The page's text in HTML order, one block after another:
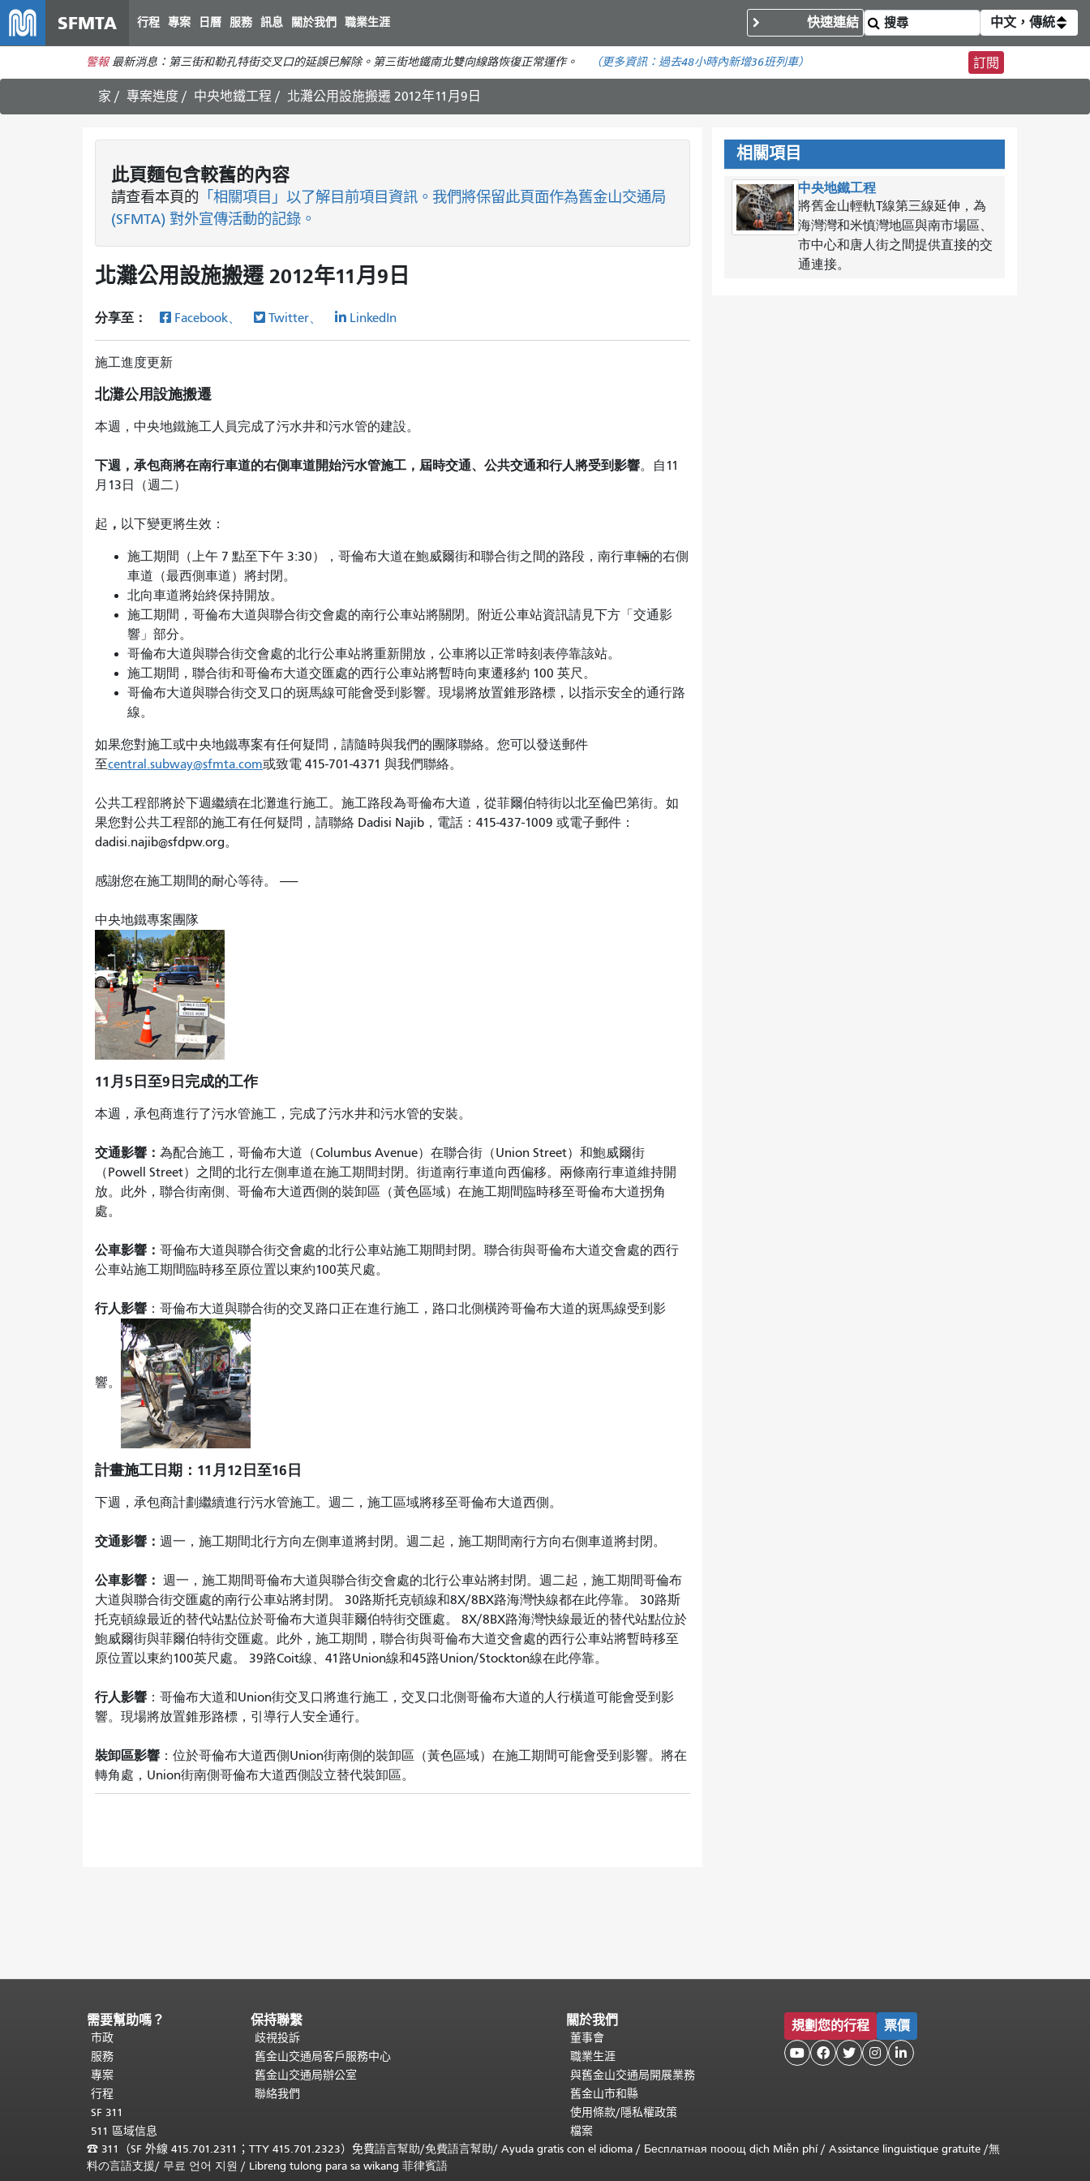
主
要
SFMTA 行程 專案 日曆 服務 訊息 關於我們 職業生涯 快速連結 中文，傳統
警報 最新消息：第三街和勒孔特街交叉口的延誤已解除。第三街地鐵南北雙向線路恢復正常運作。 （更多資訊： 過去48小時內新增36班列車） 訂閱
家 專案進度 中央地鐵工程 北灘公用設施搬遷 2012年11月9日
此頁麵包含較舊的內容
請查看本頁的 「相關項目」以了解目前項目資訊。我們將保留此頁面作為舊金山交通局
(SFMTA) 對外宣傳活動的記錄。
北灘公用設施搬遷 2012年11月9日
分享至： Facebook、 Twitter、 LinkedIn
施工進度更新
北灘公用設施搬遷
本週，中央地鐵施工人員完成了污水井和污水管的建設。
下週，承包商將在南行車道的右側車道開始污水管施工，屆時交通、公共交通和行人將受到影響。自11
月13日（週二）
起 ， 以下變更將生效：
施工期間（上午 7 點至下午 3:30），哥倫布大道在鮑威爾街和聯合街之間的路段，南行車輛的右側
車道（最西側車道）將封閉。
北向車道將始終保持開放。
施工期間，哥倫布大道與聯合街交會處的南行公車站將關閉。附近公車站資訊請見下方「交通影
響」部分。
哥倫布大道與聯合街交會處的北行公車站將重新開放，公車將以正常時刻表停靠該站。
施工期間，聯合街和哥倫布大道交匯處的西行公車站將暫時向東遷移約 100 英尺。
哥倫布大道與聯合街交叉口的斑馬線可能會受到影響。現場將放置錐形路標，以指示安全的通行路
線。
如果您對施工或中央地鐵專案有任何疑問，請隨時與我們的團隊聯絡。您可以發送郵件
至central.subway@sfmta.com或致電 415-701-4371 與我們聯絡。
公共工程部將於下週繼續在北灘進行施工。施工路段為哥倫布大道，從菲爾伯特街以北至倫巴第街。如
果您對公共工程部的施工有任何疑問，請聯絡 Dadisi Najib，電話：415-437-1009 或電子郵件：
dadisi.najib@sfdpw.org。
感謝您在施工期間的耐心等待。 ——
中央地鐵專案團隊
11月5日至9日完成的工作
本週，承包商進行了污水管施工，完成了污水井和污水管的安裝。
交通影響： 為配合施工，哥倫布大道（Columbus Avenue）在聯合街（Union Street）和鮑威爾街
（Powell Street）之間的北行左側車道在施工期間封閉。街道南行車道向西偏移。兩條南行車道維持開
放。此外，聯合街南側、哥倫布大道西側的裝卸區（黃色區域）在施工期間臨時移至哥倫布大道拐角
處。
公車影響： 哥倫布大道與聯合街交會處的北行公車站施工期間封閉。聯合街與哥倫布大道交會處的西行
公車站施工期間臨時移至原位置以東約100英尺處。
行人影響 ：哥倫布大道與聯合街的交叉路口正在進行施工，路口北側橫跨哥倫布大道的斑馬線受到影
響。
計畫施工日期：11月12日至16日
下週，承包商計劃繼續進行污水管施工。週二，施工區域將移至哥倫布大道西側。
交通影響： 週一，施工期間北行方向左側車道將封閉。週二起，施工期間南行方向右側車道將封閉。
公車影響： 週一，施工期間哥倫布大道與聯合街交會處的北行公車站將封閉。週二起，施工期間哥倫布
大道與聯合街交匯處的南行公車站將封閉。 30路斯托克頓線和8X/8BX路海灣快線都在此停靠。 30路斯
托克頓線最近的替代站點位於哥倫布大道與菲爾伯特街交匯處。 8X/8BX路海灣快線最近的替代站點位於
鮑威爾街與菲爾伯特街交匯處。此外，施工期間，聯合街與哥倫布大道交會處的西行公車站將暫時移至
原位置以東約100英尺處。 39路Coit線、41路Union線和45路Union/Stockton線在此停靠。
行人影響 ：哥倫布大道和Union街交叉口將進行施工，交叉口北側哥倫布大道的人行橫道可能會受到影
響。現場將放置錐形路標，引導行人安全通行。
裝卸區影響 ：位於哥倫布大道西側Union街南側的裝卸區（黃色區域）在施工期間可能會受到影響。將在
轉角處，Union街南側哥倫布大道西側設立替代裝卸區。
相關項目
中央地鐵工程
將舊金山輕軌T線第三線延伸，為
海灣灣和米慎灣地區與南市場區、
市中心和唐人街之間提供直接的交
通連接。
頁
面
內
容
結
束。本
餘
內
需要幫助嗎？
市政
服務
專案
行程
SF 311
511 區域信息
保持聯繫
歧視投訴
舊金山交通局客戶服務中心
舊金山交通局辦公室
聯絡我們
關於我們
董事會
職業生涯
與舊金山交通局開展業務
舊金山市和縣
使用條款/隱私權政策
檔案
規劃您的行程 票價
    
☎ 311（SF 外線 415.701.2311；TTY 415.701.2323）免費語言幫助/免費語言幫助/ Ayuda gratis con el idioma / Бесплатная пооощ dịch Miễn phí/ Assistance linguistique gratuite /無
料の言語支援/ 무료 언어 지원 / Libreng tulong para sa wikang 菲律賓語